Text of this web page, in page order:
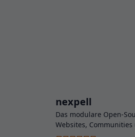
nexpell
Das modulare Open-
Websites,